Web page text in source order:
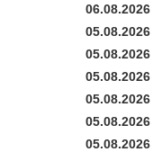
06.08.2026
05.08.2026
05.08.2026
05.08.2026
05.08.2026
05.08.2026
05.08.2026